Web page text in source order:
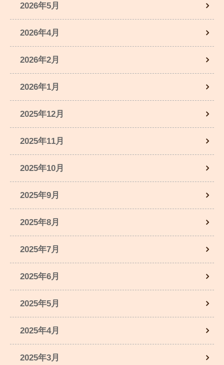
2026年5月
2026年4月
2026年2月
2026年1月
2025年12月
2025年11月
2025年10月
2025年9月
2025年8月
2025年7月
2025年6月
2025年5月
2025年4月
2025年3月